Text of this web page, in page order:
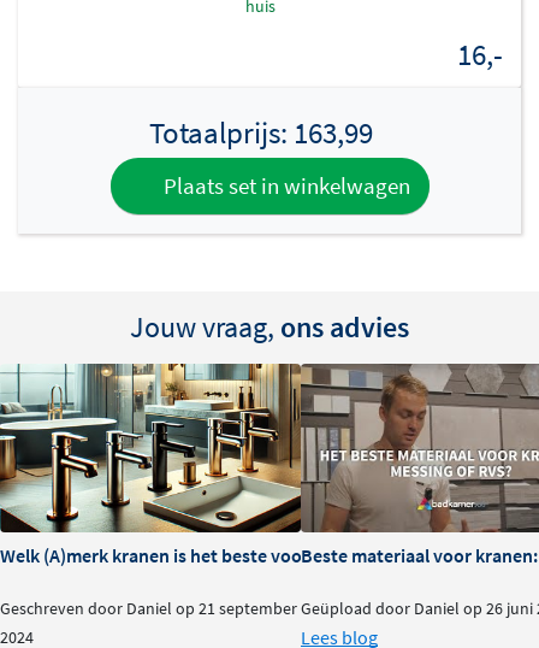
huis
16,-
Totaalprijs: 163,99
Plaats set in winkelwagen
Jouw vraag, ons advies
Welk (A)merk kranen is het beste voor je badkamer?
Geschreven door Daniel op 21 september
2024
Beste materiaal voor kranen:
Geüpload door Daniel op 26 juni
Lees blog